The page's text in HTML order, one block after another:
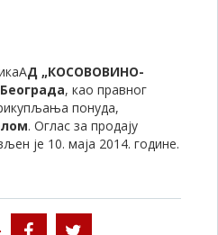
Д „КОСОВОВИНО-
, као правног
понуда,
. Оглас за продају
је 10. маја 2014. године.